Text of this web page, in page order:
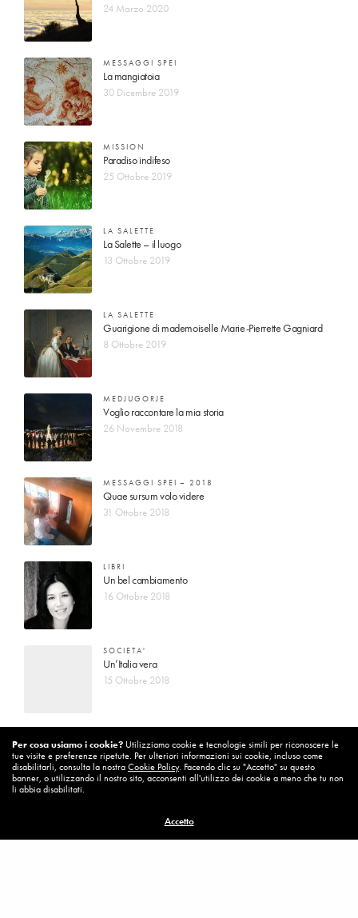
24 Marzo 2020
MESSAGGI SPEI
La mangiatoia
30 Dicembre 2019
MISSION
Paradiso indifeso
25 Ottobre 2019
LA SALETTE
La Salette – il luogo
13 Ottobre 2019
LA SALETTE
Guarigione di mademoiselle Marie-Pierrette Gagniard
8 Ottobre 2019
MEDJUGORJE
Voglio raccontare la mia storia
26 Novembre 2018
MESSAGGI SPEI – 2018
Quae sursum volo videre
31 Ottobre 2018
LIBRI
Un bel cambiamento
16 Ottobre 2018
SOCIETA'
Un’Italia vera
15 Ottobre 2018
La vita vince sempre
8 Ottobre 2018
Per cosa usiamo i cookie? Utilizziamo cookie e tecnologie simili per riconoscere le
tue visite e preferenze ripetute. Per ulteriori informazioni sui cookie, incluso come
disabilitarli, consulta la nostraCookie Policy. Facendo clic su "Accetto" su questo
banner, o utilizzando il nostro sito, acconsenti all'utilizzo dei cookie a meno che tu non
li abbia disabilitati.
Accetto